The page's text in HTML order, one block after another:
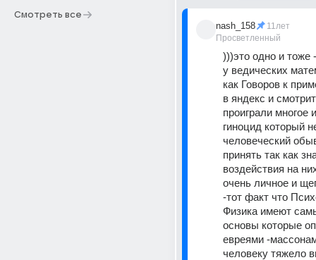
Смотреть все
nash_158
Просветленный
11лет
)))это одно и
у ведических
как Говоров к
в яндекс и
проиграли многое
гиноцид который
человеческий
принять так как
воздействия на
очень личное и
-тот факт что
Физика имеют
основы которые
евреями -
человеку тяжело